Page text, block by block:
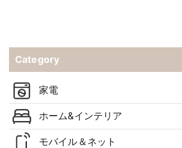
Category
家電
ホーム&インテリア
モバイル＆ネット